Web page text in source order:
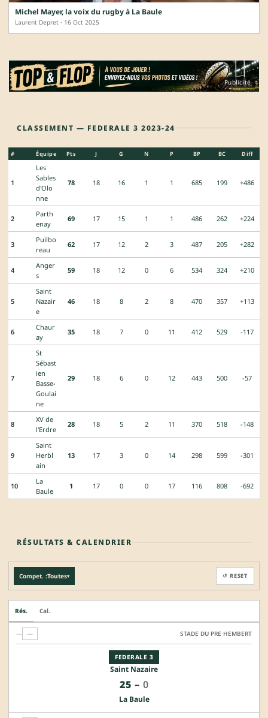
Michel Mayer, la voix du rugby à La Baule
Laurent Depret · 16 Oct 2025
Publicité
CLASSEMENT — FEDERALE 3 2023-24
# Équipe Pts J G N P BP BC Diff
1
Les
Sables
d'Olo
nne
78 18 16 1 1 685 199 +486
2
Parth
enay
69 17 15 1 1 486 262 +224
3
Puilbo
reau
62 17 12 2 3 487 205 +282
4
Anger
s
59 18 12 0 6 534 324 +210
5
Saint
Nazair
e
46 18 8 2 8 470 357 +113
6
Chaur
ay
35 18 7 0 11 412 529 -117
7
St
Sébast
ien
Basse-
Goulai
ne
29 18 6 0 12 443 500 -57
8
XV de
l'Erdre
28 18 5 2 11 370 518 -148
9
Saint
Herbl
ain
13 17 3 0 14 298 599 -301
10
La
Baule
1 17 0 0 17 116 808 -692
RÉSULTATS & CALENDRIER
Compet. :Toutes▾ ↺ RESET
Rés. Cal.
FEDERALE 3
Saint Nazaire
25 – 0
La Baule
— — STADE DU PRE HEMBERT